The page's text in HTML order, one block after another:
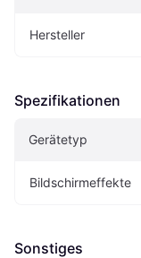
Hersteller
Spezifikationen
Gerätetyp
Bildschirmeffekte
Sonstiges